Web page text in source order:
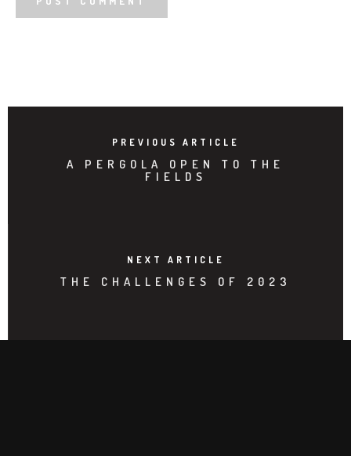
PREVIOUS ARTICLE
A PERGOLA OPEN TO THE
FIELDS
NEXT ARTICLE
THE CHALLENGES OF 2023